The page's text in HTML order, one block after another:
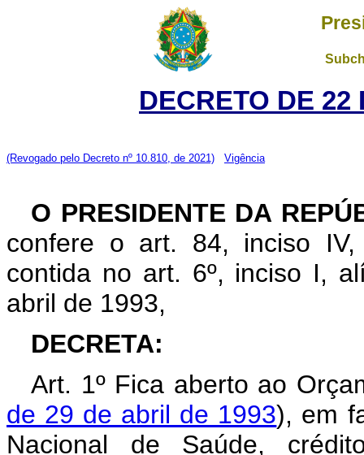
DECRETO DE 22
(Revogado pelo Decreto nº 10.810, de 2021) Vigência
O PRESIDENTE DA
confere o art. 84, inciso
contida no art. 6º, inciso I,
abril de 1993,
DECRETA:
Art. 1º Fica aberto ao
de 29 de abril de 1993), em
Nacional de Saúde,